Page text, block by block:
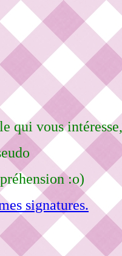
qui vous intéresse,
:o)
signatures.